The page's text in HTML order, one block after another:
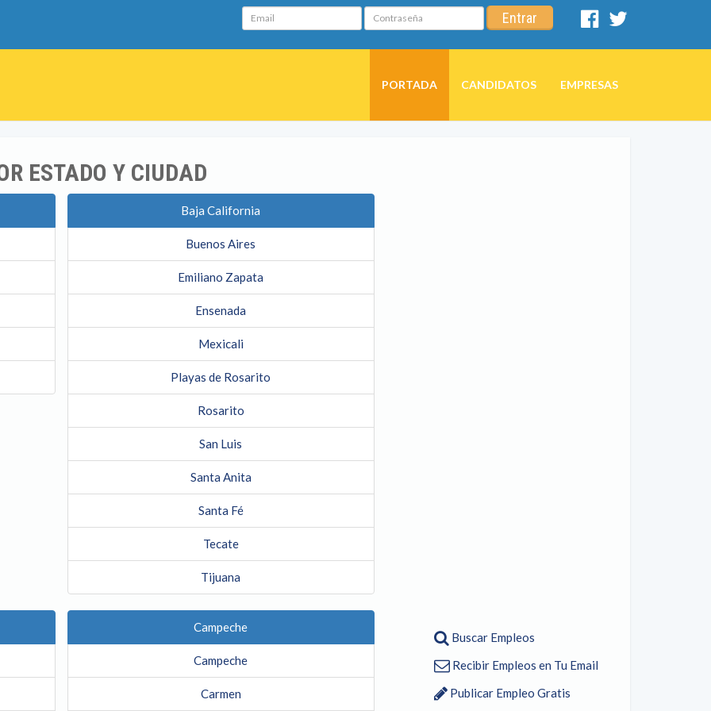
Email Contraseña Entrar
Facebook
PORTADA CANDIDATOS EMPRESAS
ESTADO Y CIUDAD
Baja California
Buenos Aires
Emiliano Zapata
Ensenada
Mexicali
Playas de Rosarito
Rosarito
San Luis
Santa Anita
Santa Fé
Tecate
Tijuana
Campeche
Campeche
Carmen
Buscar Empleos
Recibir Empleos en Tu Email
Publicar Empleo Gratis